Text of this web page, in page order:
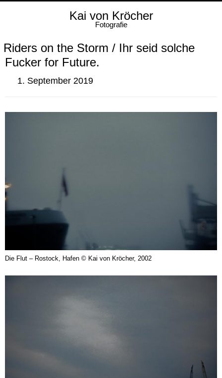
Kai von Kröcher
Fotografie
Riders on the Storm / Ihr seid solche
Fucker for Future.
1. September 2019
Die Flut – Rostock, Hafen © Kai von Kröcher, 2002